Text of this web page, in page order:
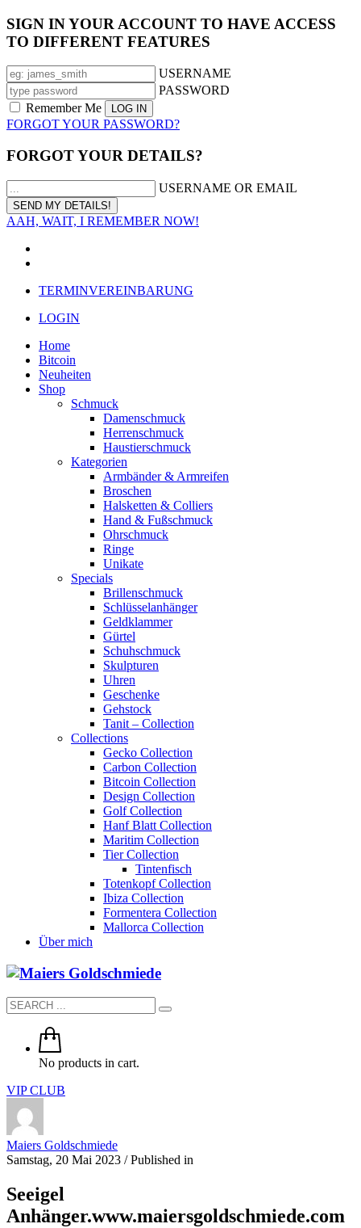
SIGN IN YOUR ACCOUNT TO HAVE ACCESS
TO DIFFERENT FEATURES
USERNAME
PASSWORD
Remember Me
FORGOT YOUR PASSWORD?
FORGOT YOUR DETAILS?
USERNAME OR EMAIL
AAH, WAIT, I REMEMBER NOW!
TERMINVEREINBARUNG
LOGIN
Home
Bitcoin
Neuheiten
Shop
Schmuck
Damenschmuck
Herrenschmuck
Haustierschmuck
Kategorien
Armbänder & Armreifen
Broschen
Halsketten & Colliers
Hand & Fußschmuck
Ohrschmuck
Ringe
Unikate
Specials
Brillenschmuck
Schlüsselanhänger
Geldklammer
Gürtel
Schuhschmuck
Skulpturen
Uhren
Geschenke
Gehstock
Tanit – Collection
Collections
Gecko Collection
Carbon Collection
Bitcoin Collection
Design Collection
Golf Collection
Hanf Blatt Collection
Maritim Collection
Tier Collection
Tintenfisch
Totenkopf Collection
Ibiza Collection
Formentera Collection
Mallorca Collection
Über mich
No products in cart.
VIP CLUB
Maiers Goldschmiede
Samstag, 20 Mai 2023 /Published in
Seeigel
Anhänger.www.maiersgoldschmiede.com